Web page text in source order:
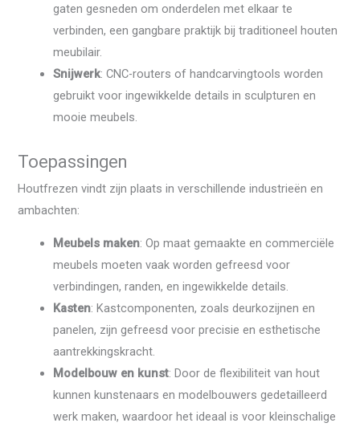
gaten gesneden om onderdelen met elkaar te
verbinden, een gangbare praktijk bij traditioneel houten
meubilair.
Snijwerk: CNC-routers of handcarvingtools worden
gebruikt voor ingewikkelde details in sculpturen en
mooie meubels.
Toepassingen
Houtfrezen vindt zijn plaats in verschillende industrieën en
ambachten:
Meubels maken: Op maat gemaakte en commerciële
meubels moeten vaak worden gefreesd voor
verbindingen, randen, en ingewikkelde details.
Kasten: Kastcomponenten, zoals deurkozijnen en
panelen, zijn gefreesd voor precisie en esthetische
aantrekkingskracht.
Modelbouw en kunst: Door de flexibiliteit van hout
kunnen kunstenaars en modelbouwers gedetailleerd
werk maken, waardoor het ideaal is voor kleinschalige